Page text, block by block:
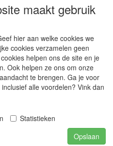
platen, folies, buizen
productontwerp en
maakt gebruik
hier aan welke cookies we
cookies verzamelen geen
helpen ons de site en je
Ook helpen ze ons om onze
te brengen. Ga je voor
alle voordelen? Vink dan
Statistieken
Opslaan